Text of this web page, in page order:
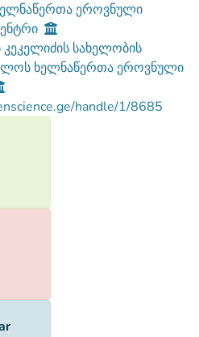
ეროვნული
სახელობის
ხელნაწერთა ეროვნული
handle/1/8685